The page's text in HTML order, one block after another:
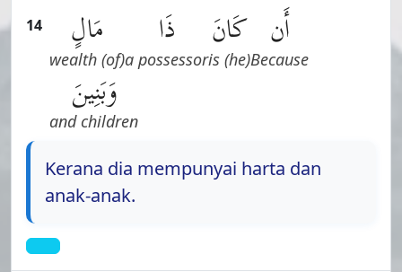
14 أَن
Because
كَانَ
(he) is
ذَا
a possessor
مَالٍ
(of) wealth
وَبَنِينَ
and children
Kerana dia mempunyai harta dan
anak-anak.